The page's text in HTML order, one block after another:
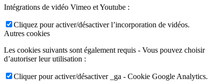
Intégrations de vidéo Vimeo et Youtube :
Cliquez pour activer/désactiver l’incorporation de vidéos.
Autres cookies
Les cookies suivants sont également requis - Vous pouvez choisir
d’autoriser leur utilisation :
Cliquer pour activer/désactiver _ga - Cookie Google Analytics.